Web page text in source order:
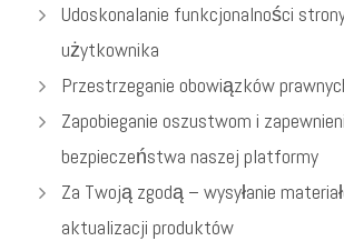
Udoskonalanie funkcjonalności
użytkownika
Przestrzeganie obowiązków
Zapobieganie oszustwom i
bezpieczeństwa naszej platformy
Za Twoją zgodą – wysyłanie
aktualizacji produktów